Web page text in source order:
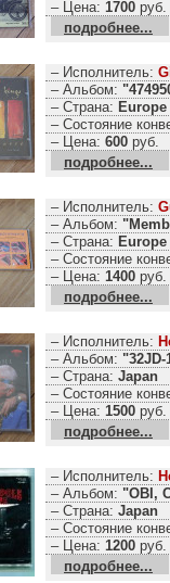
– Цена: 1700 руб.
подробнее...
– Исполнитель:
– Альбом:
– Страна: Europe
– Состояние
– Цена: 600 руб.
подробнее...
– Исполнитель:
– Альбом:
– Страна: Europe
– Состояние
– Цена: 1400 руб.
подробнее...
– Исполнитель:
– Альбом:
– Страна: Japan
– Состояние
– Цена: 1500 руб.
подробнее...
– Исполнитель:
– Альбом: "OBI,
– Страна: Japan
– Состояние
– Цена: 1200 руб.
подробнее...